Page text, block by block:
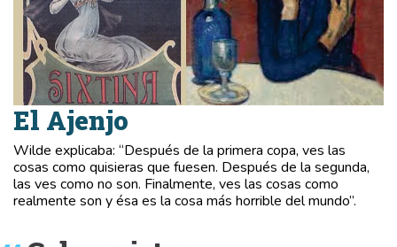
El Ajenjo
Wilde explicaba: “Después de la primera copa, ves las
cosas como quisieras que fuesen. Después de la segunda,
las ves como no son. Finalmente, ves las cosas como
realmente son y ésa es la cosa más horrible del mundo”.